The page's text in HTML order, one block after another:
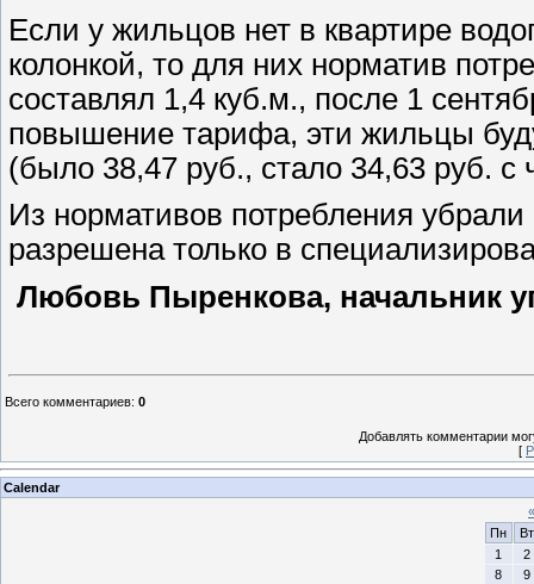
Если у жильцов нет в квартире
колонкой, то для них норматив
составлял 1,4 куб.м., после 1
повышение тарифа, эти жильцы
(было 38,47 руб., стало 34,63 руб. с
Из нормативов потребления
разрешена только в
Любовь Пыренкова, начальник
Всего комментариев: 0
Добавлять комментарии
[
Calendar
«
Пн
Вт
1
2
8
9